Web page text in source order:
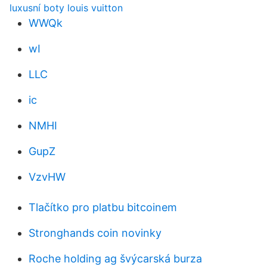
luxusní boty louis vuitton
WWQk
wI
LLC
ic
NMHI
GupZ
VzvHW
Tlačítko pro platbu bitcoinem
Stronghands coin novinky
Roche holding ag švýcarská burza